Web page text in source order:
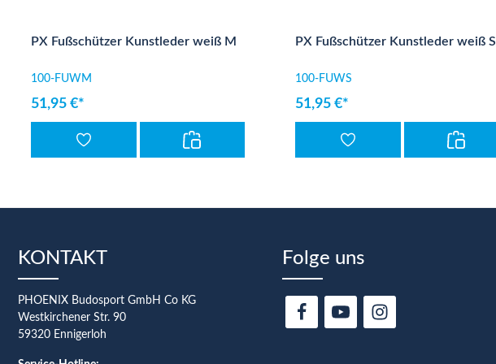
PX Fußschützer Kunstleder weiß M
100-FUWM
51,95 €*
PX Fußschützer Kunstleder weiß S
100-FUWS
51,95 €*
KONTAKT
PHOENIX Budosport GmbH Co KG
Westkirchener Str. 90
59320 Ennigerloh
Folge uns